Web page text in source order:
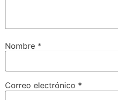
Nombre *
Correo electrónico *